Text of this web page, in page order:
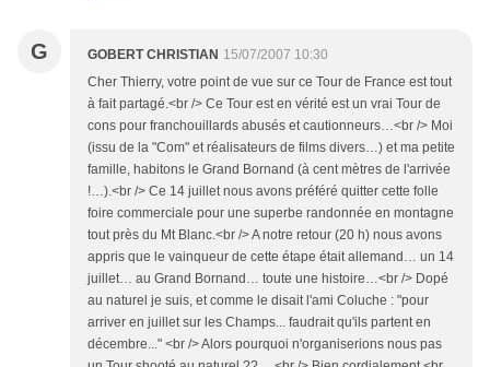
G GOBERT CHRISTIAN 15/07/2007 10:30
Cher Thierry, votre point de vue sur ce Tour de France est tout
à fait partagé.<br /> Ce Tour est en vérité est un vrai Tour de
cons pour franchouillards abusés et cautionneurs…<br /> Moi
(issu de la "Com" et réalisateurs de films divers…) et ma petite
famille, habitons le Grand Bornand (à cent mètres de l'arrivée
!…).<br /> Ce 14 juillet nous avons préféré quitter cette folle
foire commerciale pour une superbe randonnée en montagne
tout près du Mt Blanc.<br /> A notre retour (20 h) nous avons
appris que le vainqueur de cette étape était allemand… un 14
juillet… au Grand Bornand… toute une histoire…<br /> Dopé
au naturel je suis, et comme le disait l'ami Coluche : "pour
arriver en juillet sur les Champs... faudrait qu'ils partent en
décembre..." <br /> Alors pourquoi n'organiserions nous pas